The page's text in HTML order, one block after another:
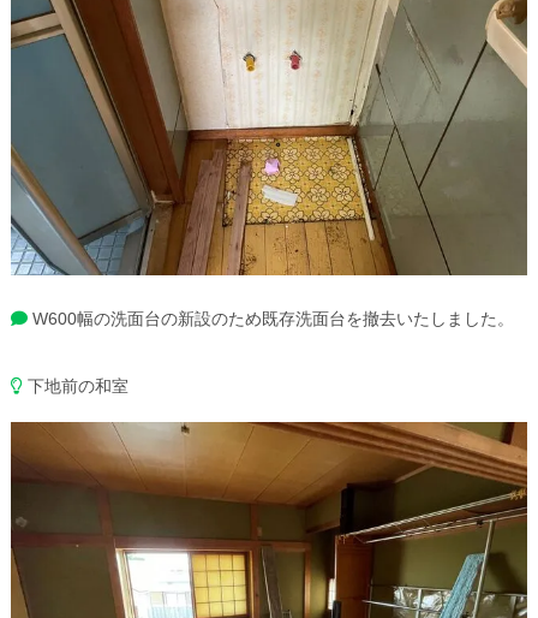
W600幅の洗面台の新設のため既存洗面台を撤去いたしました。
下地前の和室